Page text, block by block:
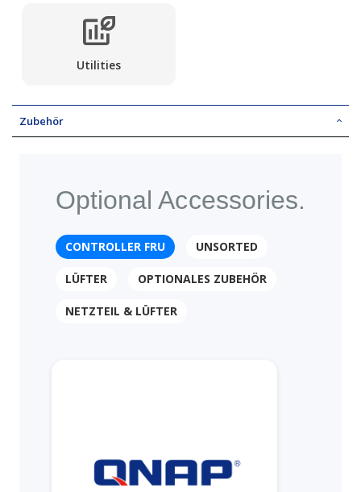
Utilities
Zubehör
Optional Accessories.
CONTROLLER FRU UNSORTED
LÜFTER OPTIONALES ZUBEHÖR
NETZTEIL & LÜFTER